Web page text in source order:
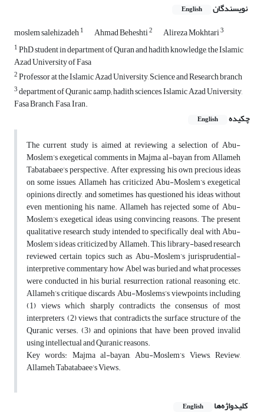
نویسندگان English
moslem salehizadeh1 Ahmad Beheshti2 Alireza Mokhtari3
1PhD student in department of Quran and hadith knowledge, the Islamic
Azad University of Fasa
2Professor at the Islamic Azad University, Science and Research branch
3department of Quranic &amp; hadith sciences, Islamic Azad University,
Fasa Branch, Fasa, Iran.
چکیده
English
The current study is aimed at reviewing a selection of Abu-
Moslem’s exegetical comments in Majma al-bayan from Allameh
Tabatabaee’s perspective. After expressing his own precious ideas
on some issues, Allameh has criticized Abu-Moslem’s exegetical
opinions directly, and sometimes has questioned his ideas without
even mentioning his name. Allameh has rejected some of Abu-
Moslem’s exegetical ideas using convincing reasons. The present
qualitative research study intended to specifically deal with Abu-
Moslem’s ideas criticized by Allameh. This library-based research
reviewed certain topics such as Abu-Moslem’s jurisprudential-
interpretive commentary, how Abel was buried and what processes
were conducted in his burial, resurrection, rational reasoning, etc.
Allameh’s critique discards Abu-Moslems’s viewpoints including
(1) views which sharply contradicts the consensus of most
interpreters, (2) views that contradicts the surface structure of the
Quranic verses. (3) and opinions that have been proved invalid
using intellectual and Quranic reasons.
Key words: Majma al-bayan, Abu-Moslem’s Views, Review,
Allameh Tabatabaee’s Views.
کلیدواژه‌ها English